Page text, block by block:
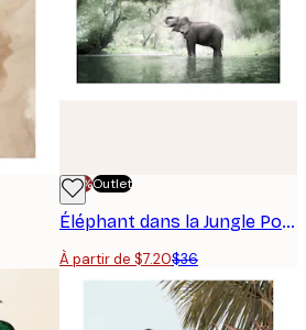
-70%Outlet
Éléphant dans la Jungle Poster
À partir de $7.20$36